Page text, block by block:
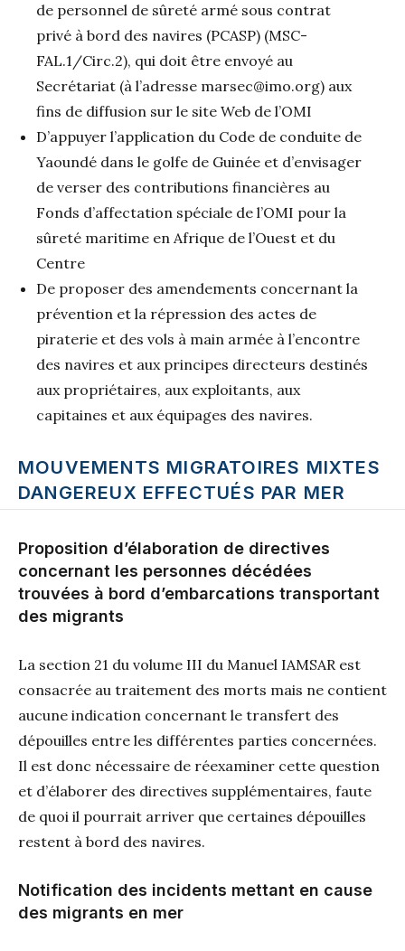
de personnel de sûreté armé sous contrat
privé à bord des navires (PCASP) (MSC-
FAL.1/Circ.2), qui doit être envoyé au
Secrétariat (à l’adresse marsec@imo.org) aux
fins de diffusion sur le site Web de l’OMI
D’appuyer l’application du Code de conduite de
Yaoundé dans le golfe de Guinée et d’envisager
de verser des contributions financières au
Fonds d’affectation spéciale de l’OMI pour la
sûreté maritime en Afrique de l’Ouest et du
Centre
De proposer des amendements concernant la
prévention et la répression des actes de
piraterie et des vols à main armée à l’encontre
des navires et aux principes directeurs destinés
aux propriétaires, aux exploitants, aux
capitaines et aux équipages des navires.
MOUVEMENTS MIGRATOIRES MIXTES
DANGEREUX EFFECTUÉS PAR MER
Proposition d’élaboration de directives
concernant les personnes décédées
trouvées à bord d’embarcations transportant
des migrants
La section 21 du volume III du Manuel IAMSAR est
consacrée au traitement des morts mais ne contient
aucune indication concernant le transfert des
dépouilles entre les différentes parties concernées.
Il est donc nécessaire de réexaminer cette question
et d’élaborer des directives supplémentaires, faute
de quoi il pourrait arriver que certaines dépouilles
restent à bord des navires.
Notification des incidents mettant en cause
des migrants en mer